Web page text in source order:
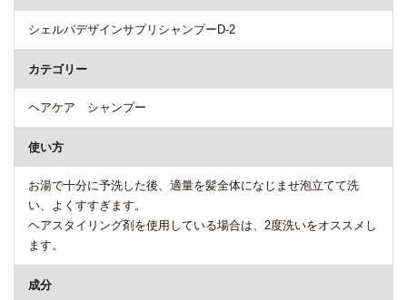
シェルパデザインサプリシャンプーD-2
カテゴリー
ヘアケア シャンプー
使い方
お湯で十分に予洗した後、適量を髪全体になじませ泡立てて洗
い、よくすすぎます。
ヘアスタイリング剤を使用している場合は、2度洗いをオススメし
ます。
成分